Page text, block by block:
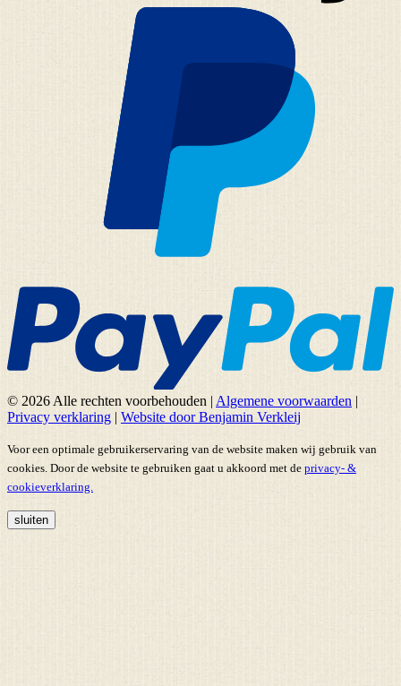
© 2026 Alle rechten voorbehouden | Algemene voorwaarden |
Privacy verklaring | Website door Benjamin Verkleij
Voor een optimale gebruikerservaring van de website maken wij gebruik van
cookies. Door de website te gebruiken gaat u akkoord met de privacy- &
cookieverklaring.
sluiten